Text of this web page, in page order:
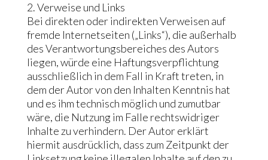
2. Verweise und Links
Bei direkten oder indirekten Verweisen auf
fremde Internetseiten („Links“), die außerhalb
des Verantwortungsbereiches des Autors
liegen, würde eine Haftungsverpflichtung
ausschließlich in dem Fall in Kraft treten, in
dem der Autor von den Inhalten Kenntnis hat
und es ihm technisch möglich und zumutbar
wäre, die Nutzung im Falle rechtswidriger
Inhalte zu verhindern. Der Autor erklärt
hiermit ausdrücklich, dass zum Zeitpunkt der